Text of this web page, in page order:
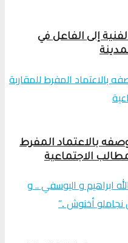
إلى الفاعل في
بالاعتماد المفرط
الاجتماعية